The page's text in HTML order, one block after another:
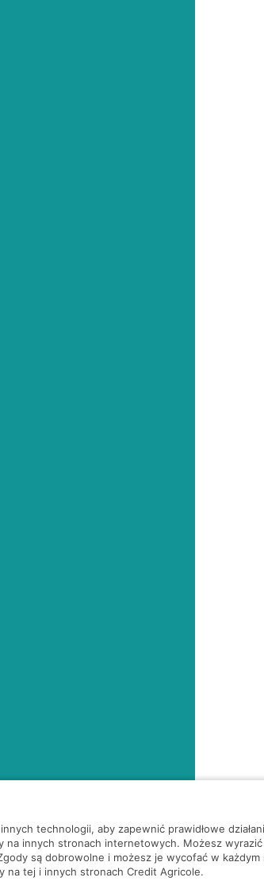
technologii, aby zapewnić prawidłowe
na innych stronach internetowych. Możesz
są dobrowolne i możesz je wycofać w
na tej i innych stronach Credit Agricole.